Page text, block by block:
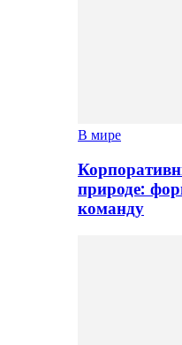
В мире
природе:
команду